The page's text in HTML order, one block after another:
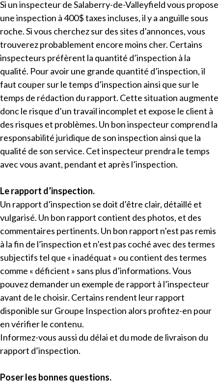
Si un inspecteur de Salaberry-de-Valleyfield vous propose
une inspection à 400$ taxes incluses, il y a anguille sous
roche. Si vous cherchez sur des sites d’annonces, vous
trouverez probablement encore moins cher. Certains
inspecteurs préfèrent la quantité d’inspection à la
qualité. Pour avoir une grande quantité d’inspection, il
faut couper sur le temps d’inspection ainsi que sur le
temps de rédaction du rapport. Cette situation augmente
donc le risque d’un travail incomplet et expose le client à
des risques et problèmes. Un bon inspecteur comprend la
responsabilité juridique de son inspection ainsi que la
qualité de son service. Cet inspecteur prendra le temps
avec vous avant, pendant et après l’inspection.
Le rapport d’inspection.
Un rapport d’inspection se doit d’être clair, détaillé et
vulgarisé. Un bon rapport contient des photos, et des
commentaires pertinents. Un bon rapport n’est pas remis
à la fin de l’inspection et n’est pas coché avec des termes
subjectifs tel que « inadéquat » ou contient des termes
comme « déficient » sans plus d’informations. Vous
pouvez demander un exemple de rapport à l’inspecteur
avant de le choisir. Certains rendent leur rapport
disponible sur Groupe Inspection alors profitez-en pour
en vérifier le contenu.
Informez-vous aussi du délai et du mode de livraison du
rapport d’inspection.
Poser les bonnes questions.